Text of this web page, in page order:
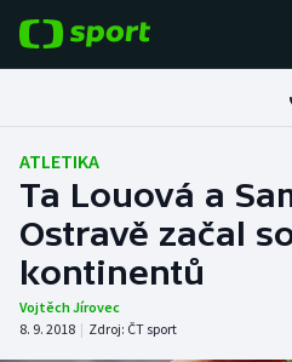
Fotbal
Hokej
Tenis
Atletika
ATLETIKA
Ta Louová a
Ostravě začal
kontinentů
Vojtěch Jírovec
8. 9. 2018 | Zdroj: ČT sport